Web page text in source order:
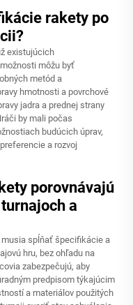
rakety po
existujúcich
môžu byť
metód a
hmotnosti a povrchové
jadra a prednej strany
by mali počas
budúcich úprav,
a rozvoj
porovnávajú
a
spĺňať špecifikácie a
hru, bez ohľadu na
zabezpečujú, aby
predpisom týkajúcim
a materiálov použitých